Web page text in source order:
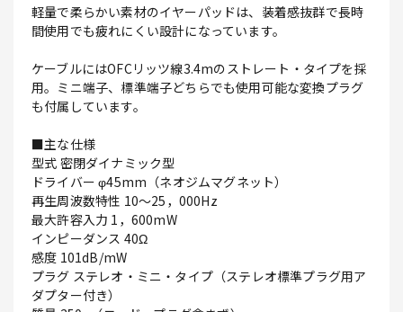
軽量で柔らかい素材のイヤーパッドは、装着感抜群で長時
間使用でも疲れにくい設計になっています。
ケーブルにはOFCリッツ線3.4mのストレート・タイプを採
用。ミニ端子、標準端子どちらでも使用可能な変換プラグ
も付属しています。
■主な仕様
型式 密閉ダイナミック型
ドライバー φ45mm（ネオジムマグネット）
再生周波数特性 10～25，000Hz
最大許容入力 1，600mW
インピーダンス 40Ω
感度 101dB/mW
プラグ ステレオ・ミニ・タイプ（ステレオ標準プラグ用ア
ダプター付き）